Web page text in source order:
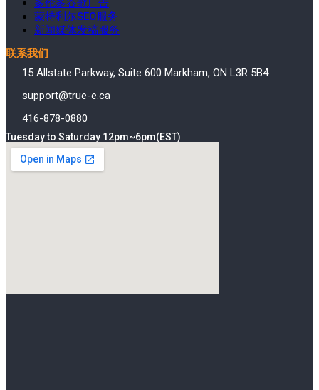
蒙特利尔SEO服务
新闻媒体发稿服务
联系我们
15 Allstate Parkway, Suite 600 Markham, ON L3R 5B4
support@true-e.ca
416-878-0880
Tuesday to Saturday 12pm~6pm(EST)